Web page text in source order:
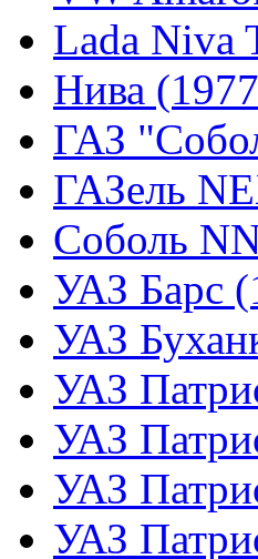
Lada Niva
Нива
ГАЗ
ГАЗель
Соболь
УАЗ Барс
УАЗ
УАЗ
УАЗ
УАЗ
УАЗ